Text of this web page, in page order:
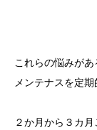
これらの悩みが
メンテナスを定期
２か月から３カ